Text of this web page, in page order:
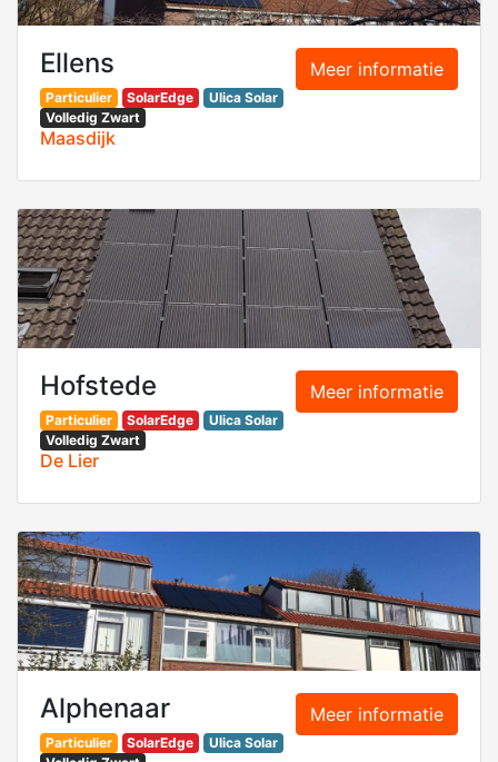
Meer informatie
Ellens
Particulier SolarEdge
Ulica Solar
Volledig Zwart
Maasdijk
Meer informatie
Hofstede
Particulier SolarEdge
Ulica Solar
Volledig Zwart
De Lier
Meer informatie
Alphenaar
Particulier SolarEdge
Ulica Solar